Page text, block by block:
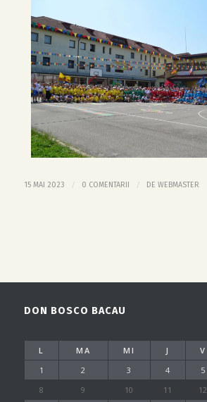
15 MAI 2023 / 0 COMENTARII / DE WEBMASTER
DON BOSCO BACAU
L MA MI J V
1
2 3 4 5
8
9 10 11 12